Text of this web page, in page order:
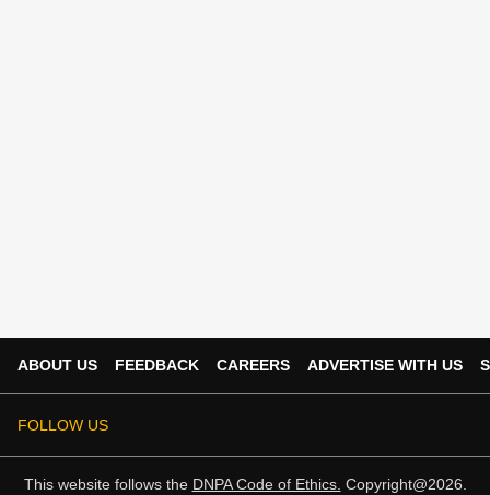
ABOUT US FEEDBACK CAREERS ADVERTISE WITH US
FOLLOW US
This website follows the DNPA Code of Ethics. Copyright@2026.